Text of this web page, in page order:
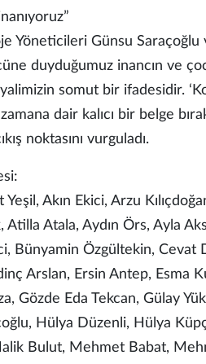
Yöneticileri Günsu
duyduğumuz inancın ve
somut bir ifadesidir.
dair kalıcı bir belge
noktasını vurguladı.
Akın Ekici, Arzu
Atala, Aydın Örs, Ayla
Bünyamin Özgültekin, Cevat
Arslan, Ersin Antep, Esma
Gözde Eda Tekcan, Gülay
Hülya Düzenli, Hülya
Bulut, Mehmet Babat,